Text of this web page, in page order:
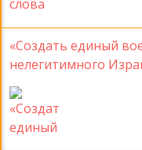
«Создать единый
нелегитимного